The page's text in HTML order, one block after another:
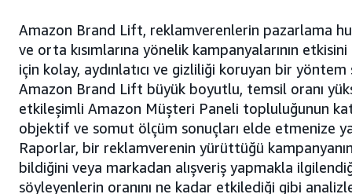
Amazon Brand Lift, reklamverenlerin pazarlama
ve orta kısımlarına yönelik kampanyalarının
için kolay, aydınlatıcı ve gizliliği koruyan bir yöntem
Amazon Brand Lift büyük boyutlu, temsil oranı
etkileşimli Amazon Müşteri Paneli topluluğunun
objektif ve somut ölçüm sonuçları elde etmenize
Raporlar, bir reklamverenin yürüttüğü
bildiğini veya markadan alışveriş yapmakla
söyleyenlerin oranını ne kadar etkilediği gibi